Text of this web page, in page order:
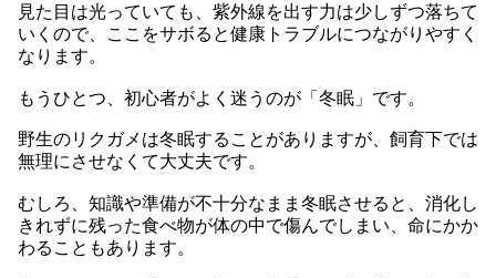
見た目は光っていても、紫外線を出す力は少しずつ落ちて
いくので、ここをサボると健康トラブルにつながりやすく
なります。
もうひとつ、初心者がよく迷うのが「冬眠」です。
野生のリクガメは冬眠することがありますが、飼育下では
無理にさせなくて大丈夫です。
むしろ、知識や準備が不十分なまま冬眠させると、消化し
きれずに残った食べ物が体の中で傷んでしまい、命にかか
わることもあります。